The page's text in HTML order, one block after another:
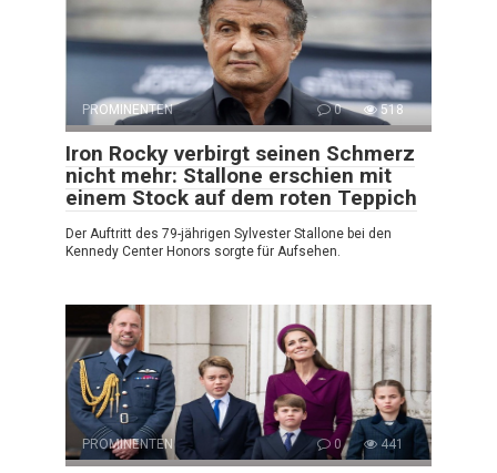
PROMINENTEN 0 518
Iron Rocky verbirgt seinen Schmerz
nicht mehr: Stallone erschien mit
einem Stock auf dem roten Teppich
Der Auftritt des 79-jährigen Sylvester Stallone bei den
Kennedy Center Honors sorgte für Aufsehen.
PROMINENTEN 0 441